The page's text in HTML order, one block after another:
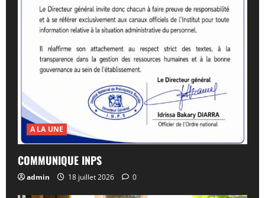
A LA UNE
COMMUNIQUE INPS
admin 18 juillet 2026 0